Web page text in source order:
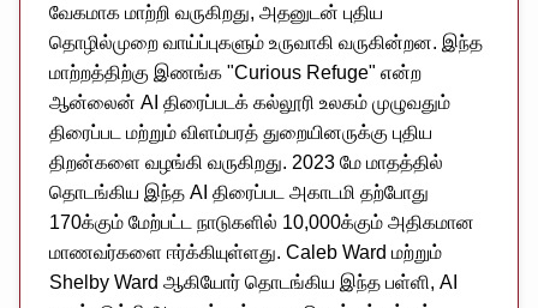
வேகமாக மாற்றி வருகிறது, அதனுடன் புதிய
தொழில்முறை வாய்ப்புகளும் உருவாகி வருகின்றன. இந்த
மாற்றத்திற்கு இணங்க "Curious Refuge" என்ற
ஆன்லைன் AI திரைப்படக் கல்லூரி உலகம் முழுவதும்
திரைப்பட மற்றும் விளம்பரத் துறையினருக்கு புதிய
திறன்களை வழங்கி வருகிறது. 2023 மே மாதத்தில்
தொடங்கிய இந்த AI திரைப்பட அகாடமி தற்போது
170க்கும் மேற்பட்ட நாடுகளில் 10,000க்கும் அதிகமான
மாணவர்களை ஈர்க்கியுள்ளது. Caleb Ward மற்றும்
Shelby Ward ஆகியோர் தொடங்கிய இந்த பள்ளி, AI